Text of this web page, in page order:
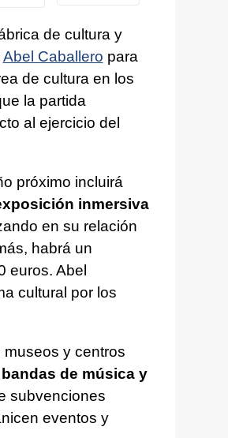
de cultura y
Abel Caballero para
de cultura en los
la partida
al ejercicio del
próximo incluirá
inmersiva
en su relación
habrá un
euros. Abel
cultural por los
y centros
de música y
subvenciones
eventos y